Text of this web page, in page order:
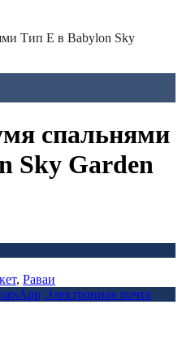
Тип Е в Babylon Sky
спальнями
Sky Garden
, Раваи
Электронная почта